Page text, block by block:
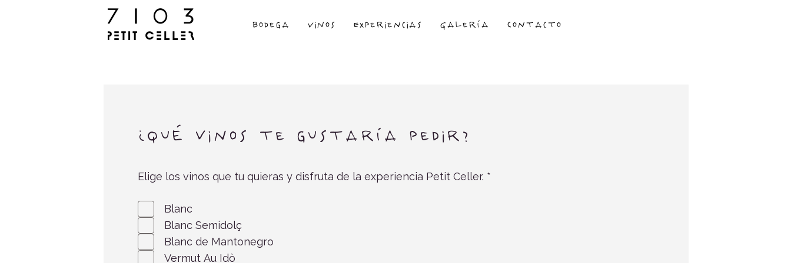
Bodega Vinos Experiencias Galería Contacto
¿Qué vinos te gustaría pedir?
Elige los vinos que tu quieras y disfruta de la experiencia Petit Celler. *
Blanc
Blanc Semidolç
Blanc de Mantonegro
Vermut Au Idò